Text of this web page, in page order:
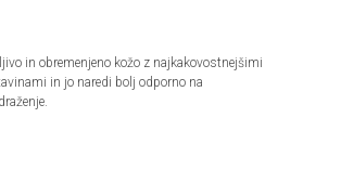
in obremenjeno kožo z najkakovostnejšimi
in jo naredi bolj odporno na